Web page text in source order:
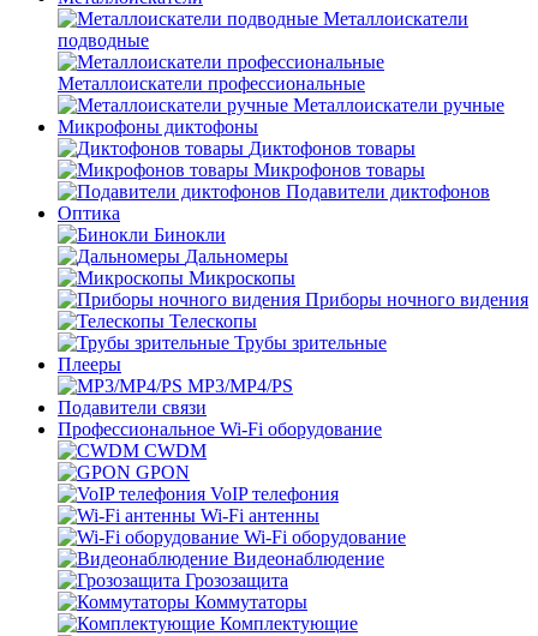
Металлоискатели
подводные
Металлоискатели профессиональные
Металлоискатели ручные
Микрофоны диктофоны
Диктофонов товары
Микрофонов товары
Подавители диктофонов
Оптика
Бинокли
Дальномеры
Микроскопы
Приборы ночного видения
Телескопы
Трубы зрительные
Плееры
MP3/MP4/PS
Подавители связи
Профессиональное Wi-Fi оборудование
CWDM
GPON
VoIP телефония
Wi-Fi антенны
Wi-Fi оборудование
Видеонаблюдение
Грозозащита
Коммутаторы
Комплектующие